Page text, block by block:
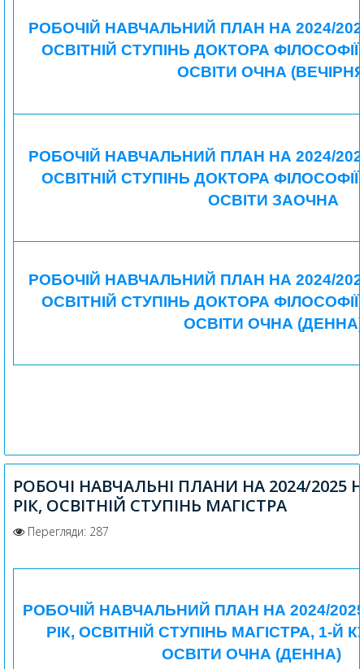
РОБОЧІЙ НАВЧАЛЬНИЙ ПЛАН НА 2024/
ОСВІТНІЙ СТУПІНЬ ДОКТОРА
ОСВІТИ ОЧНА
РОБОЧІЙ НАВЧАЛЬНИЙ ПЛАН НА 2024/
ОСВІТНІЙ СТУПІНЬ ДОКТОРА
ОСВІТИ ЗАОЧНА
РОБОЧІЙ НАВЧАЛЬНИЙ ПЛАН НА 2024/
ОСВІТНІЙ СТУПІНЬ ДОКТОРА
ОСВІТИ ОЧНА (ДЕННА)
РОБОЧІ НАВЧАЛЬНІ ПЛАНИ НА 2024/2025
РІК, ОСВІТНІЙ СТУПІНЬ МАГІСТРА
Перегляди: 287
РОБОЧІЙ НАВЧАЛЬНИЙ ПЛАН НА 2024/
РІК, ОСВІТНІЙ СТУПІНЬ МАГІСТРА, 1-Й
ОСВІТИ ОЧНА (ДЕННА)